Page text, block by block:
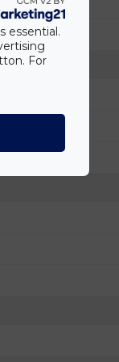
essential.
For